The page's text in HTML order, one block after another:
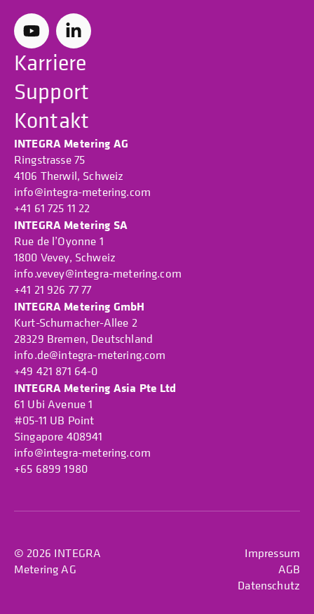
Karriere
Support
Kontakt
INTEGRA Metering AG
Ringstrasse 75
4106 Therwil, Schweiz
info@integra-metering.com
+41 61 725 11 22
INTEGRA Metering SA
Rue de l’Oyonne 1
1800 Vevey, Schweiz
info.vevey@integra-metering.com
+41 21 926 77 77
INTEGRA Metering GmbH
Kurt-Schumacher-Allee 2
28329 Bremen, Deutschland
info.de@integra-metering.com
+49 421 871 64-0
INTEGRA Metering Asia Pte Ltd
61 Ubi Avenue 1
#05-11 UB Point
Singapore 408941
info@integra-metering.com
+65 6899 1980
© 2026 INTEGRA
Metering AG
Impressum
AGB
Datenschutz